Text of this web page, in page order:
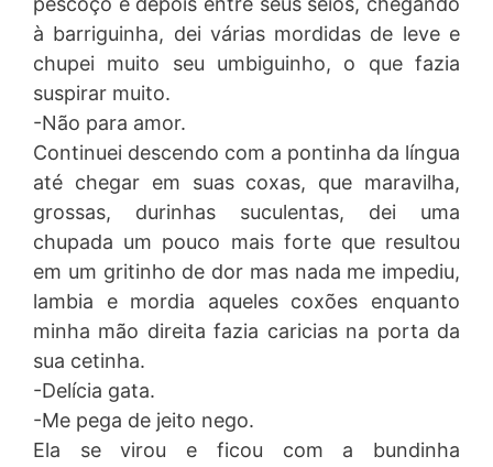
à barriguinha, dei várias mordidas de leve e
chupei muito seu umbiguinho, o que fazia
suspirar muito.
-Não para amor.
Continuei descendo com a pontinha da língua
até chegar em suas coxas, que maravilha,
grossas, durinhas suculentas, dei uma
chupada um pouco mais forte que resultou
em um gritinho de dor mas nada me impediu,
lambia e mordia aqueles coxões enquanto
minha mão direita fazia caricias na porta da
sua cetinha.
-Delícia gata.
-Me pega de jeito nego.
Ela se virou e ficou com a bundinha